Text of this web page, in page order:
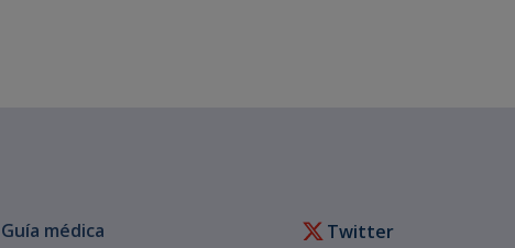
Guía médica
Twitter